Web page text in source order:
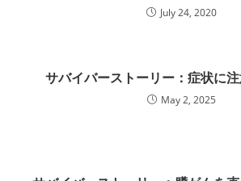
July 24, 2020
サバイバーストーリー：症状に
May 2, 2025